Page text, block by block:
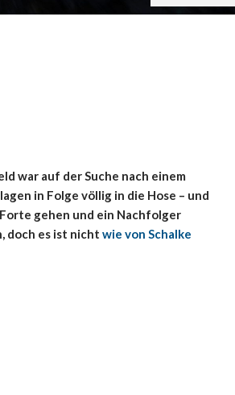
war auf der Suche nach einem
in Folge völlig in die Hose – und
gehen und ein Nachfolger
doch es ist nicht wie von Schalke